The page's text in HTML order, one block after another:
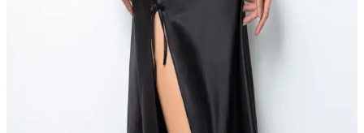
Kadife Pijama Altı Kadınlar İçin Konfor ve Şıklık
Sunan Ekoseli Tasarım
Kadife pijama altı, %100 pamuklu kumaş ve ekoseli tasarımıyla
rahatlık ve şıklığı evde sunar, dayanıklı yapısıyla uzun ömür sağlar.
Penti Quinn Siyah Gömlek Pantolon Pijama
Takımı: Şıklık ve Konforun Birleşimi